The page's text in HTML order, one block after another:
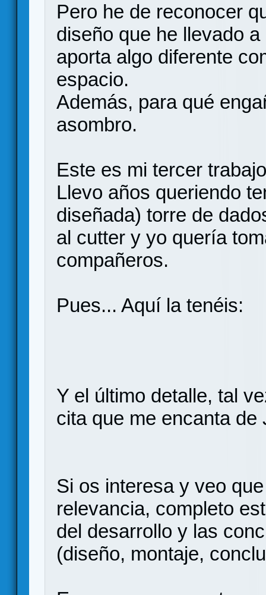
Pero he de reconocer
diseño que he llevado
aporta algo diferente
espacio.
Además, para qué
asombro.
Este es mi tercer
Llevo años queriendo
diseñada) torre de
al cutter y yo quería
compañeros.
Pues... Aquí la tenéis:
Y el último detalle, tal
cita que me encanta de
Si os interesa y veo
relevancia, completo
del desarrollo y las
(diseño, montaje,